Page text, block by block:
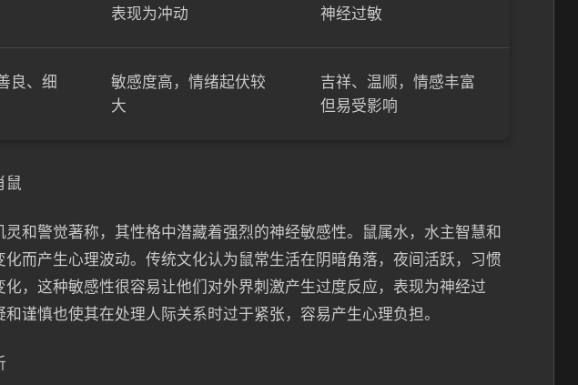
表现为冲动
神经过敏
良、细
敏感度高，情绪起伏较
大
吉祥、温顺，情感丰富
但易受影响
鼠
灵和警觉著称，其性格中潜藏着强烈的神经敏感性。鼠属水，水主智慧和
而产生心理波动。传统文化认为鼠常生活在阴暗角落，夜间活跃，习惯
化，这种敏感性很容易让他们对外界刺激产生过度反应，表现为神经过
谨慎也使其在处理人际关系时过于紧张，容易产生心理负担。